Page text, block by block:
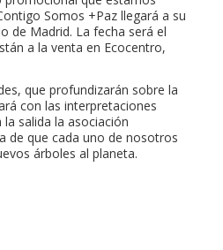
Somos +Paz llegará a su
de Madrid. La fecha será el
a la venta en Ecocentro,
que profundizarán sobre la
con las interpretaciones
salida la asociación
de que cada uno de nosotros
árboles al planeta.